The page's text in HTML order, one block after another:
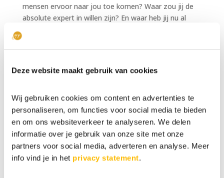
Deze website maakt gebruik van cookies
Wij gebruiken cookies om content en advertenties te
personaliseren, om functies voor social media te bieden
en om ons websiteverkeer te analyseren. We delen
informatie over je gebruik van onze site met onze
partners voor social media, adverteren en analyse. Meer
info vind je in het privacy statement.
mensen ervoor naar jou toe komen? Waar zou jij de
absolute expert in willen zijn? En waar heb jij nu al
Wat is jouw kader? Laat je het onder de blog
Yes, ik wil graag dat e-book! Je ontvangt dan ook de
wekelijkse HB updates gemakkelijk in je mail.
Heb je demasterclass over hoogbegaafdheidal
gevolgd? Je kunt gratis deelnemen en jehier
aanmelden voor de eerstvolgende.